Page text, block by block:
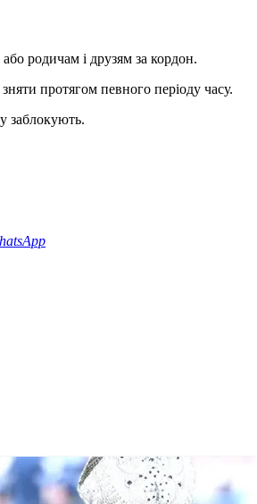
родичам і друзям за кордон.
протягом певного періоду часу.
заблокують.